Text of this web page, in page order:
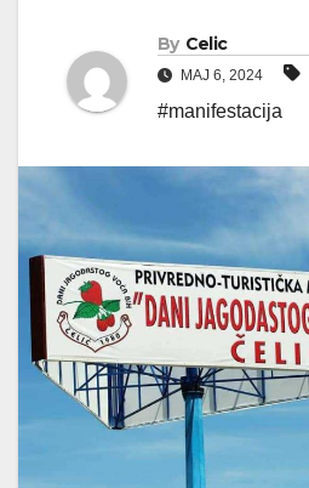
By Celic
MAJ 6, 2024
#manifestacija